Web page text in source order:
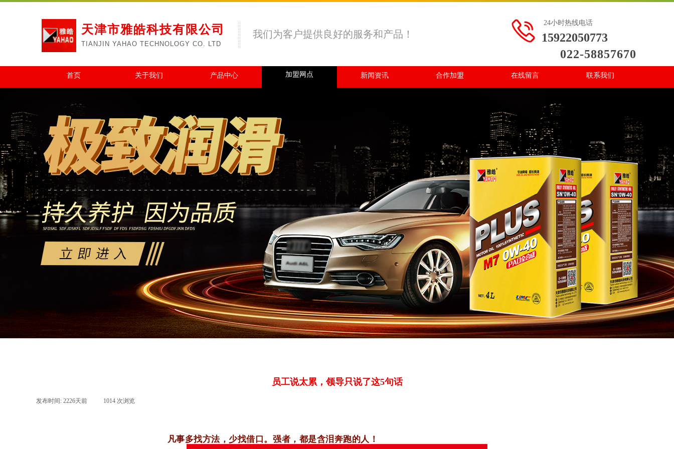
24小时热线电话
我们为客户提供良好的服务和产品！
TIANJIN YAHAO TECHNOLOGY CO. LTD
天津市雅皓科技有限公司
15922050773
022-58857670
首页 关于我们 产品中心 加盟网点 新闻资讯 合作加盟 在线留言 联系我们
员工说太累，领导只说了这5句话
发布时间: 2226天前 1014 次浏览
凡事多找方法，少找借口。强者，都是含泪奔跑的人！